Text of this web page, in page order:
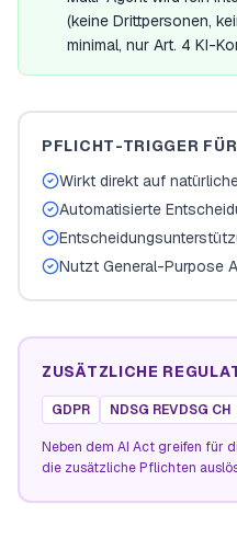
(keine Drittpersonen,
minimal, nur Art. 4 KI-
PFLICHT-TRIGGER
Wirkt direkt auf
Automatisierte
Nutzt General-Purpose
ZUSÄTZLICHE
GDPR NDSG REVDSG CH
Neben dem AI Act greifen für
die zusätzliche Pflichten